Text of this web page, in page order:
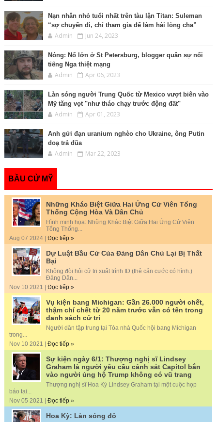
Nạn nhân nhỏ tuổi nhất trên tàu lặn Titan: Suleman
“sợ chuyến đi, chỉ tham gia để làm hài lòng cha”
Admin Jun 24, 2023
Nóng: Nổ lớn ở St Petersburg, blogger quân sự nổi
tiếng Nga thiệt mạng
Admin Apr 06, 2023
Làn sóng người Trung Quốc từ Mexico vượt biên vào
Mỹ tăng vọt "như tháo chạy trước động đất"
Admin Apr 01, 2023
Anh gửi đạn uranium nghèo cho Ukraine, ông Putin
doạ trả đũa
Admin Mar 22, 2023
BẦU CỬ MỸ
Những Khác Biệt Giữa Hai Ứng Cử Viên Tổng
Thống Cộng Hòa Và Dân Chủ
Hình minh họa: Những Khác Biệt Giữa Hai Ứng Cử Viên
Tổng Thống...
Aug 07 2024 | Đọc tiếp »
Dự Luật Bầu Cử Của Đảng Dân Chủ Lại Bị Thất
Bại
Không đòi hỏi cử tri xuất trình ID (thẻ căn cước có hình.)
Đảng Dân...
Nov 10 2021 | Đọc tiếp »
Vụ kiện bang Michigan: Gần 26.000 người chết,
thậm chí chết từ 20 năm trước vẫn có tên trong
danh sách cử tri
Người dân tập trung tại Tòa nhà Quốc hội bang Michigan
trong...
Nov 10 2021 | Đọc tiếp »
Sự kiện ngày 6/1: Thượng nghị sĩ Lindsey
Graham là người yêu cầu cảnh sát Capitol bắn
vào người ủng hộ Trump không có vũ trang
Thượng nghị sĩ Hoa Kỳ Lindsey Graham tại một cuộc họp
báo tại...
Nov 05 2021 | Đọc tiếp »
Hoa Kỳ: Làn sóng đỏ